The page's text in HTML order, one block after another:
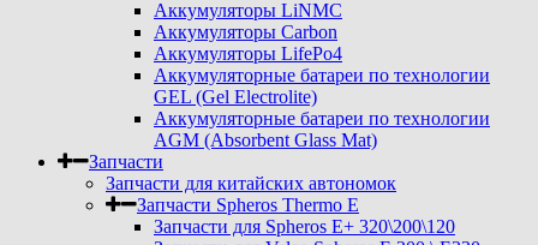
Аккумуляторы LiNMC
Аккумуляторы Carbon
Аккумуляторы LifePo4
Аккумуляторные батареи по технологии
GEL (Gel Electrolite)
Аккумуляторные батареи по технологии
AGM (Absorbent Glass Mat)
Запчасти
Запчасти для китайских автономок
Запчасти Spheros Thermo E
Запчасти для Spheros E+ 320\200\120